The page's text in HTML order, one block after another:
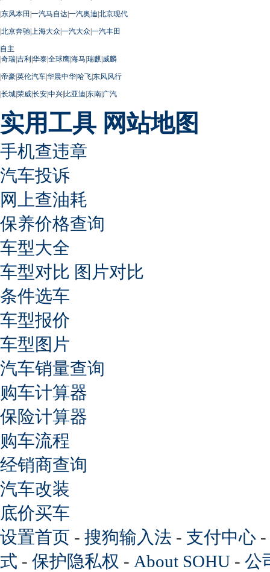
|东风本田 |一汽马自达|一汽奥迪|北京现代
|北京奔驰| 上海大众|一汽大众|一汽丰田
自主
|奇瑞|吉利|华泰|全球鹰|海马|瑞麒|威麟
|帝豪|英伦汽车|华晨中华|哈飞|东风风行
|长城|荣威|长安|中兴|比亚迪|东南|广汽
实用工具 网站地图
手机查违章
汽车投诉
网上查油耗
保养价格查询
车型大全
车型对比 图片对比
条件选车
车型报价
车型图片
汽车销量查询
购车计算器
保险计算器
购车流程
经销商查询
汽车改装
底价买车
设置首页 - 搜狗输入法 - 支付中心 -
式 - 保护隐私权 - About SOHU - 公